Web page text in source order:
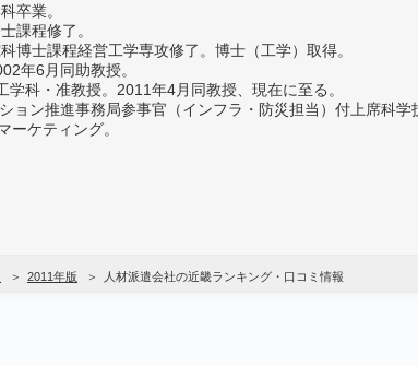
卒業。
課程修了。
博士課程経営工学専攻修了。博士（工学）取得。
年6月同助教授。
科・准教授。2011年4月同教授、現在に至る。
ョン推進事務局参事官（インフラ・防災担当）付上席科学
ーケティング。
2011年版 人材派遣会社の近畿ランキング・口コミ情報